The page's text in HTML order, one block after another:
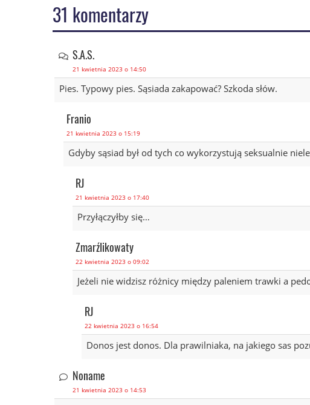
31 komentarzy
S.A.S.
21 kwietnia 2023 o 14:50
Pies. Typowy pies. Sąsiada zakapować? Szkoda słów.
Franio
21 kwietnia 2023 o 15:19
Gdyby sąsiad był od tych co wykorzystują seksualnie
RJ
21 kwietnia 2023 o 17:40
Przyłączyłby się…
Zmarźlikowaty
22 kwietnia 2023 o 09:02
Jeżeli nie widzisz różnicy między paleniem trawki a
RJ
22 kwietnia 2023 o 16:54
Donos jest donos. Dla prawilniaka, na jakiego sas
Noname
21 kwietnia 2023 o 14:53